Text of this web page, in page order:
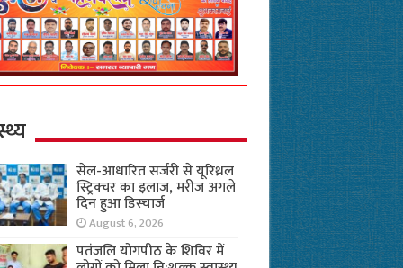
सेल-आधारित सर्जरी से यूरिथ्रल
स्ट्रिक्चर का इलाज, मरीज अगले
दिन हुआ डिस्चार्ज
August 6, 2026
पतंजलि योगपीठ के शिविर में